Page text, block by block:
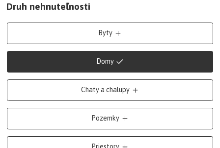
Druh nehnuteľnosti
Byty
Domy
Chaty a chalupy
Pozemky